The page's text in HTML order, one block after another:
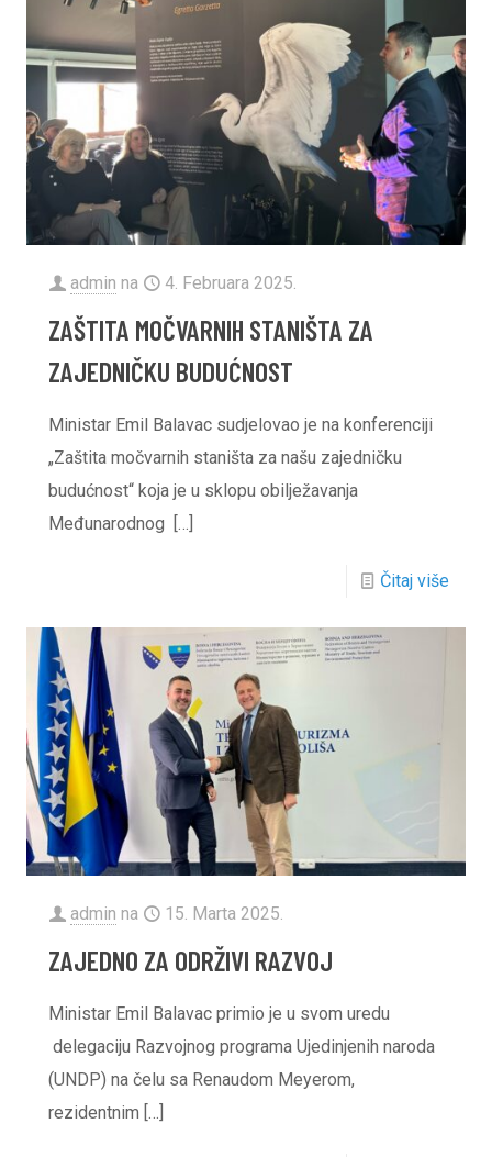
admin na 4. Februara 2025.
ZAŠTITA MOČVARNIH STANIŠTA ZA
ZAJEDNIČKU BUDUĆNOST
Ministar Emil Balavac sudjelovao je na konferenciji
„Zaštita močvarnih staništa za našu zajedničku
budućnost“ koja je u sklopu obilježavanja
Međunarodnog
[…]
Čitaj više
admin na 15. Marta 2025.
ZAJEDNO ZA ODRŽIVI RAZVOJ
Ministar Emil Balavac primio je u svom uredu
delegaciju Razvojnog programa Ujedinjenih naroda
(UNDP) na čelu sa Renaudom Meyerom,
rezidentnim […]